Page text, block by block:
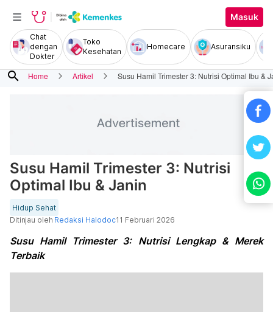
Masuk
Chat
dengan
Dokter
Toko
Kesehatan
Homecare Asuransiku
search Home Artikel Susu Hamil Trimester 3: Nutrisi Optimal Ibu &
Susu Hamil Trimester 3: Nutrisi
Optimal Ibu & Janin
Hidup Sehat
Ditinjau oleh Redaksi Halodoc11 Februari 2026
Susu Hamil Trimester 3: Nutrisi Lengkap & Merek
Terbaik